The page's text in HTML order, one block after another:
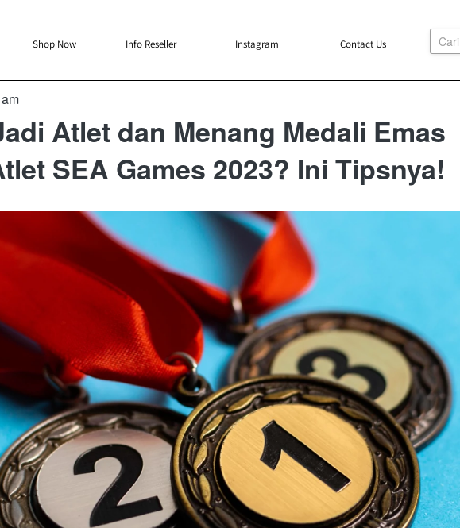
`
Shop Now `
Info Reseller `
Instagram `
Contact Us Cari
Atlet dan Menang Medali Emas
SEA Games 2023? Ini Tipsnya!